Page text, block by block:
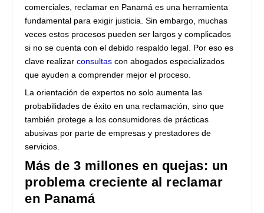
comerciales, reclamar en Panamá es una herramienta
fundamental para exigir justicia. Sin embargo, muchas
veces estos procesos pueden ser largos y complicados
si no se cuenta con el debido respaldo legal. Por eso es
clave realizarconsultas con abogados especializados
que ayuden a comprender mejor el proceso.
La orientación de expertos no solo aumenta las
probabilidades de éxito en una reclamación, sino que
también protege a los consumidores de prácticas
abusivas por parte de empresas y prestadores de
servicios.
Más de 3 millones en quejas: un
problema creciente al reclamar
en Panamá